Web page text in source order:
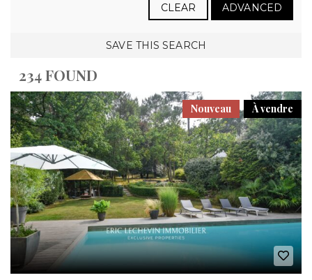
CLEAR ADVANCED
SAVE THIS SEARCH
234 FOUND
À vendre
Nouveau